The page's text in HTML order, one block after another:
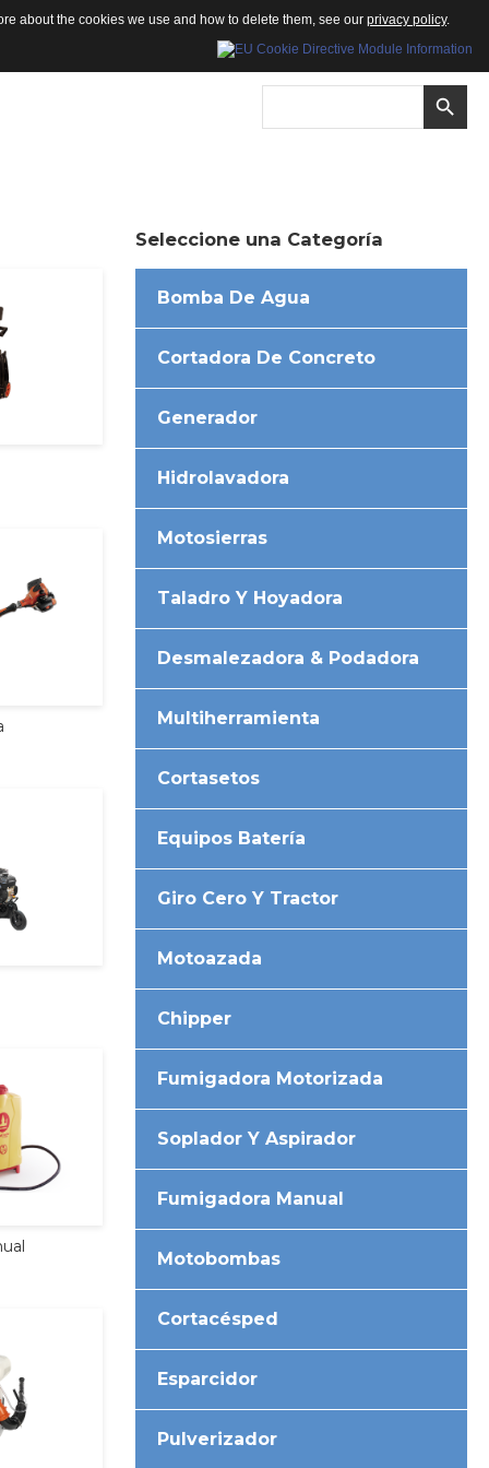
Seleccione una Categoría
Bomba De Agua
Cortadora De Concreto
Generador
Hidrolavadora
Motosierras
Taladro Y Hoyadora
Desmalezadora & Podadora
Multiherramienta
Cortasetos
Equipos Batería
Giro Cero Y Tractor
Motoazada
Chipper
Fumigadora Motorizada
Soplador Y Aspirador
Fumigadora Manual
Motobombas
Cortacésped
Esparcidor
Pulverizador
about the cookies we use and how to delete them, see our privacy policy.